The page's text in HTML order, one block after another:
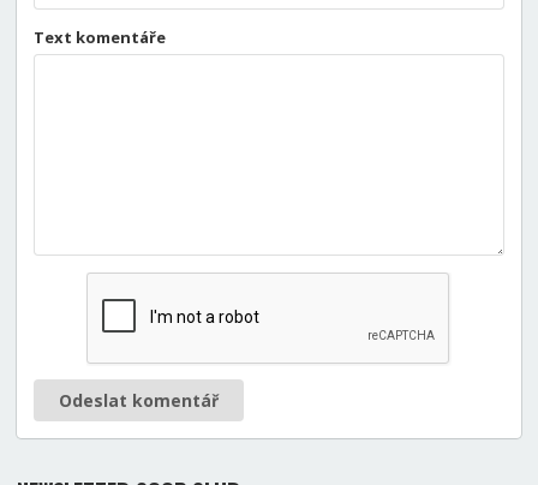
Text komentáře
Odeslat komentář